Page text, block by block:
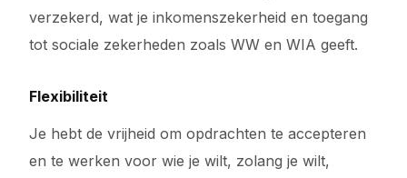
verzekerd, wat je inkomenszekerheid en toegang
tot sociale zekerheden zoals WW en WIA geeft.
Flexibiliteit
Je hebt de vrijheid om opdrachten te accepteren
en te werken voor wie je wilt, zolang je wilt,